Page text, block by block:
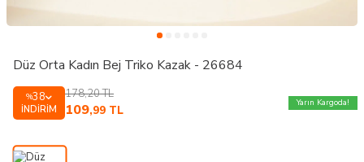
Düz Orta Kadın Bej Triko Kazak - 26684
%38
İNDIRIM
178,20TL
109,99 TL
Yarın Kargoda!